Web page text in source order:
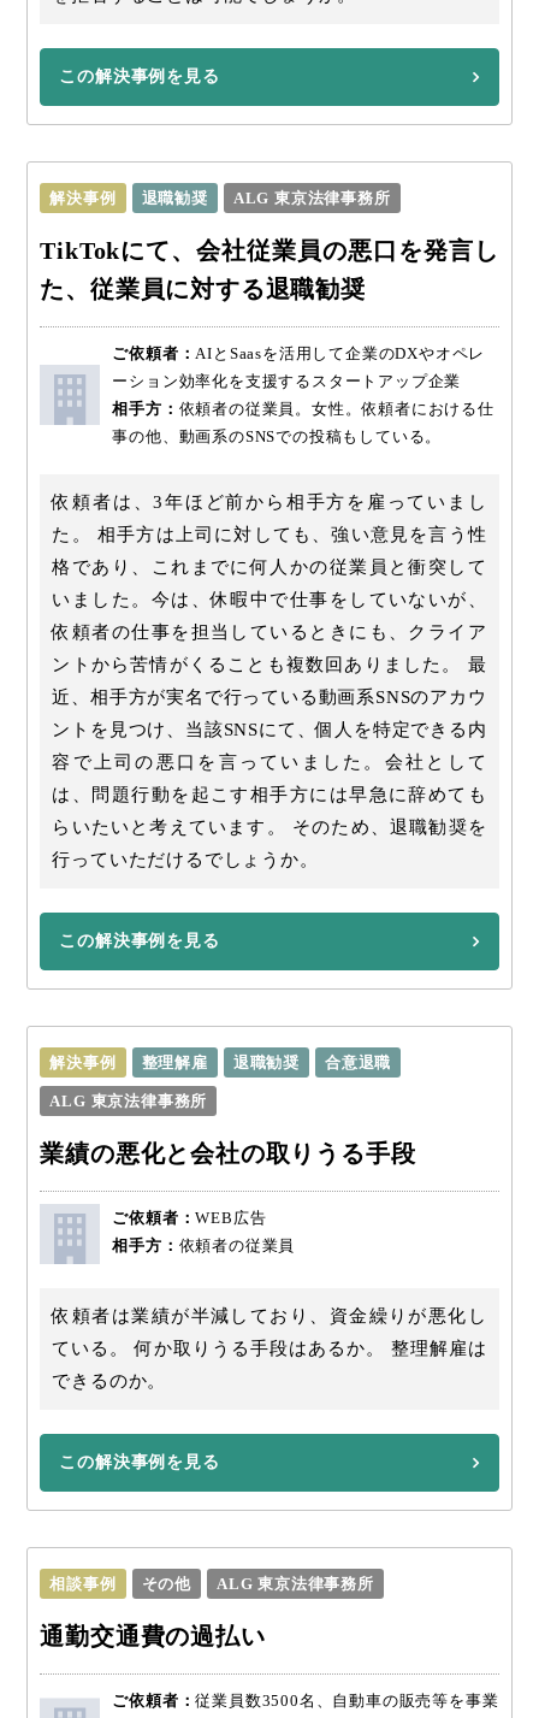
この解決事例を見る
解決事例 退職勧奨 ALG 東京法律事務所
TikTokにて、会社従業員の悪口を発言し
た、従業員に対する退職勧奨
ご依頼者：AIとSaasを活用して企業のDXやオペレ
ーション効率化を支援するスタートアップ企業
相手方： 依頼者の従業員。女性。依頼者における仕
事の他、動画系のSNSでの投稿もしている。
依頼者は、3年ほど前から相手方を雇っていまし
た。 相手方は上司に対しても、強い意見を言う性
格であり、これまでに何人かの従業員と衝突して
いました。今は、休暇中で仕事をしていないが、
依頼者の仕事を担当しているときにも、クライア
ントから苦情がくることも複数回ありました。 最
近、相手方が実名で行っている動画系SNSのアカウ
ントを見つけ、当該SNSにて、個人を特定できる内
容で上司の悪口を言っていました。会社として
は、問題行動を起こす相手方には早急に辞めても
らいたいと考えています。 そのため、退職勧奨を
行っていただけるでしょうか。
この解決事例を見る
解決事例 整理解雇 退職勧奨 合意退職
ALG 東京法律事務所
業績の悪化と会社の取りうる手段
ご依頼者：WEB広告
相手方： 依頼者の従業員
依頼者は業績が半減しており、資金繰りが悪化し
ている。 何か取りうる手段はあるか。 整理解雇は
できるのか。
この解決事例を見る
相談事例 その他 ALG 東京法律事務所
通勤交通費の過払い
ご依頼者：従業員数3500名、自動車の販売等を事業